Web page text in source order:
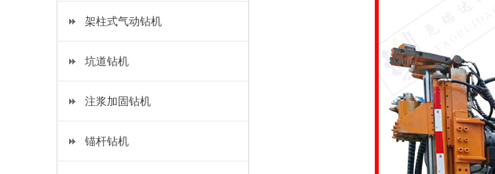
架柱式气动钻机
坑道钻机
注浆加固钻机
锚杆钻机